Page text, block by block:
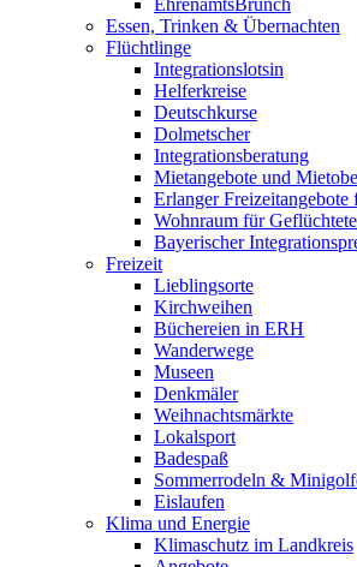
EhrenamtsBrunch
Essen, Trinken & Übernachten
Flüchtlinge
Integrationslotsin
Helferkreise
Deutschkurse
Dolmetscher
Integrationsberatung
Mietangebote und
Erlanger
Wohnraum für
Bayerischer
Freizeit
Lieblingsorte
Kirchweihen
Büchereien in ERH
Wanderwege
Museen
Denkmäler
Weihnachtsmärkte
Lokalsport
Badespaß
Sommerrodeln &
Eislaufen
Klima und Energie
Klimaschutz im Landkreis